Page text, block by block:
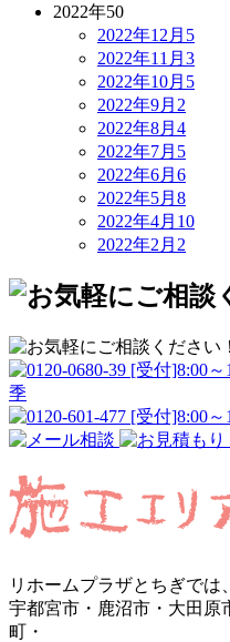
2022年50
2022年12月 5
2022年11月 3
2022年10月 5
2022年9月 2
2022年8月 4
2022年7月 5
2022年6月 6
2022年5月 8
2022年4月 10
2022年2月 2
リホームプラザとちぎでは
宇都宮市・鹿沼市・大田原
町・